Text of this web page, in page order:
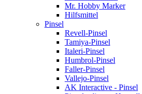
Mr. Hobby Marker
Hilfsmittel
Pinsel
Revell-Pinsel
Tamiya-Pinsel
Italeri-Pinsel
Humbrol-Pinsel
Faller-Pinsel
Vallejo-Pinsel
AK Interactive - Pinsel